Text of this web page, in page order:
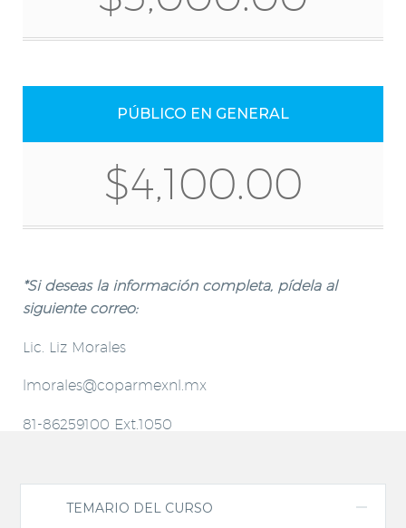
PÚBLICO EN GENERAL
$4,100.00
*Si deseas la información completa, pídela al
siguiente correo:
Lic. Liz Morales
lmorales@coparmexnl.mx
81-86259100 Ext.1050
TEMARIO DEL CURSO